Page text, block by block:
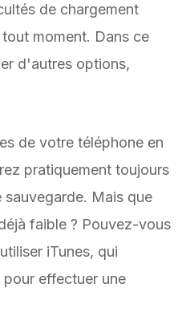
de chargement
moment. Dans ce
d'autres options,
de votre téléphone en
pratiquement toujours
sauvegarde. Mais que
faible ? Pouvez-vous
iTunes, qui
effectuer une